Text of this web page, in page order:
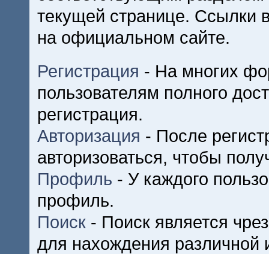
текущей странице. Ссылки
на официальном сайте.
Регистрация - На многих
пользователям полного
регистрация.
Авторизация - После
авторизоваться, чтобы
Профиль - У каждого
профиль.
Поиск - Поиск является
для нахождения